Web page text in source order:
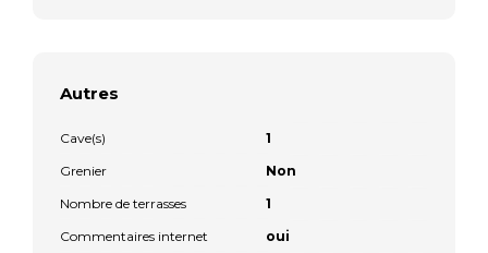
Autres
Cave(s)
1
Grenier
Non
Nombre de terrasses
1
Commentaires internet
oui